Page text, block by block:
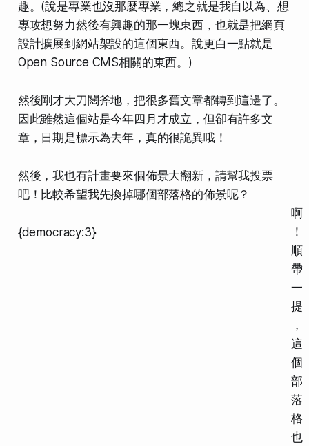
趣。(說是專業也沒那麼專業，總之就是我自以為、 想
專攻想努力然後有興趣的那一塊東西，也就是把網頁
設計擴展到網站架設的這個東西。說更白一點就是
Open Source CMS相關的東西。)
然後剛才大刀闊斧地，把很多舊文章都轉到這邊了。
因此雖然這個站是今年四月才成立，但卻有許多文
章，日期是標示為去年，真的很詭異哦！
然後，我也有計畫要來個佈景大翻新，請幫我投票
吧！比較希望我先換掉哪個部落格的佈景呢？
{democracy:3}
啊
！
順
帶
一
提
，
這
個
部
落
格
也